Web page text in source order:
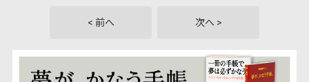
< 前へ 次へ >